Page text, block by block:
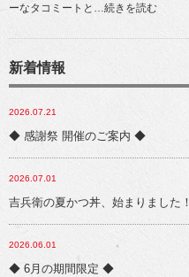
ーなタコミートと …続きを読む
新着情報
2026.07.21
◆ 感謝祭 開催のご案内 ◆
2026.07.01
吉兵衛の夏かつ丼、始まりました！
2026.06.01
◆ 6月の期間限定 ◆